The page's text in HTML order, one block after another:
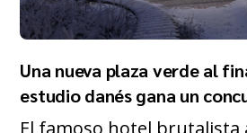
Una nueva plaza verde al
estudio danés gana un
El famoso hotel brutalista